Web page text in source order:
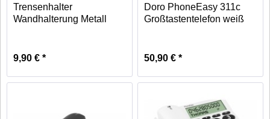
Trensenhalter
Wandhalterung Metall
9,90 € *
Doro PhoneEasy 311c
Großtastentelefon weiß
50,90 € *